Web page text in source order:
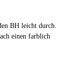
BH leicht durch.
einen farblich